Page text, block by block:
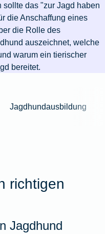
das "zur Jagd haben
die Anschaffung eines
die Rolle des
auszeichnet, welche
warum ein tierischer
bereitet.
Jagdhundausbildung
richtigen
Jagdhund